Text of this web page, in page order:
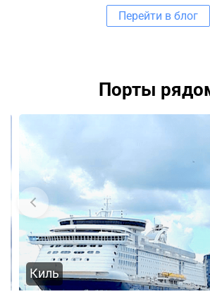
Перейти в блог
Порты
Киль